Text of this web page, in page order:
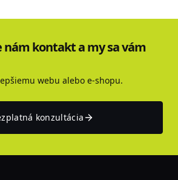
nám kontakt a my sa vám
webu alebo e-shopu.
konzultácia